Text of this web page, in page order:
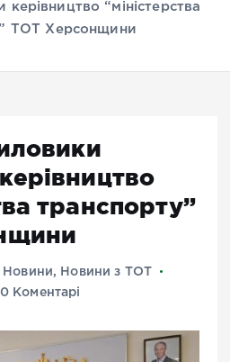
“міністерства
ТОТ Херсонщини
транспорту”
Новини,
Новини з ТОТ
Коментарі